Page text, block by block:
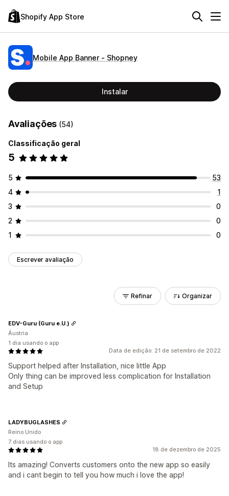
Shopify App Store
Mobile App Banner ‑ Shopney
Instalar
Avaliações (54)
Classificação geral
5
5
53
4
1
3
0
2
0
1
0
Escrever avaliação
Refinar Organizar
Data de edição: 21 de setembro de 2022
Support helped after Installation, nice little App
Only thing can be improved less complication for Installation
and Setup
EDV-Guru (Guru e.U.)
Áustria
1 dia usando o app
18 de dezembro de 2025
Its amazing! Converts customers onto the new app so easily
and i cant begin to tell you how much i love the app!
LADYBUGLASHES
Reino Unido
7 dias usando o app